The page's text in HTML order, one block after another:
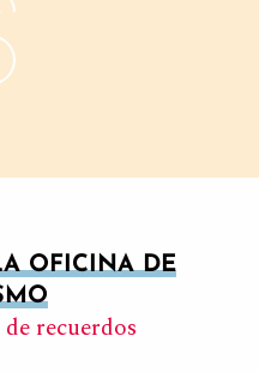
OFICINA DE
recuerdos